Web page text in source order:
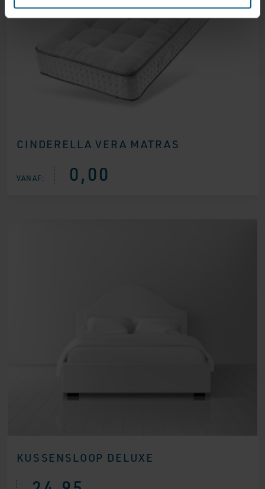
CINDERELLA VERA MATRAS
VANAF: 0,00
KUSSENSLOOP DELUXE